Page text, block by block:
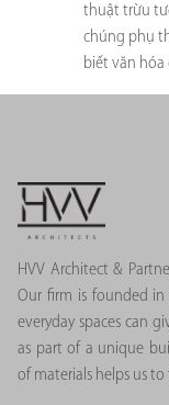
thuật trừu
chúng phụ
biết văn hóa
HVV Architect &
Our firm is founded
everyday spaces can
as part of a unique
of materials helps us